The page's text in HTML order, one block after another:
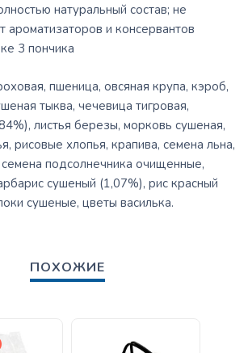
натуральный состав; не
ароматизаторов и консервантов
3 пончика
пшеница, овсяная крупа, кэроб,
тыква, чечевица тигровая,
листья березы, морковь сушеная,
рисовые хлопья, крапива, семена льна,
подсолнечника очищенные,
сушеный (1,07%), рис красный
сушеные, цветы василька.
ПОХОЖИЕ